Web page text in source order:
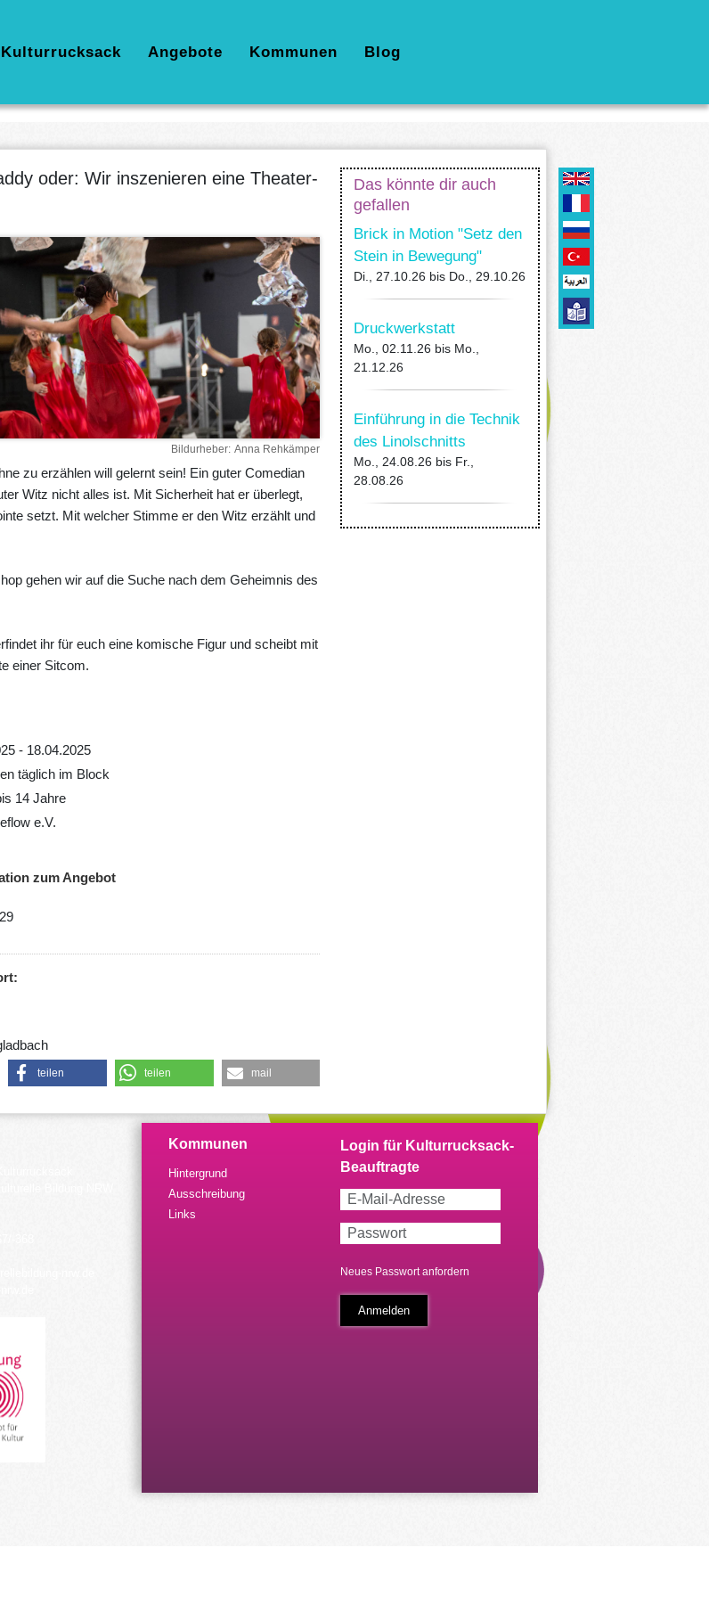
Kulturrucksack Angebote Kommunen Blog
oder: Wir inszenieren eine Theater-
Bildurheber Anna Rehkämper
zu erzählen will gelernt sein! Ein guter Comedian
Witz nicht alles ist. Mit Sicherheit hat er überlegt,
setzt. Mit welcher Stimme er den Witz erzählt und
gehen wir auf die Suche nach dem Geheimnis des
ihr für euch eine komische Figur und scheibt mit
einer Sitcom.
- 18.04.2025
täglich im Block
14 Jahre
e.V.
zum Angebot
teilen teilen mail
Das könnte dir auch
gefallen
Brick in Motion "Setz den
Stein in Bewegung"
Di., 27.10.26 bis Do., 29.10.26
Druckwerkstatt
Mo., 02.11.26 bis Mo.,
21.12.26
Einführung in die Technik
des Linolschnitts
Mo., 24.08.26 bis Fr.,
28.08.26
Kommunen
Hintergrund
Ausschreibung
Links
Neues Passwort anfordern